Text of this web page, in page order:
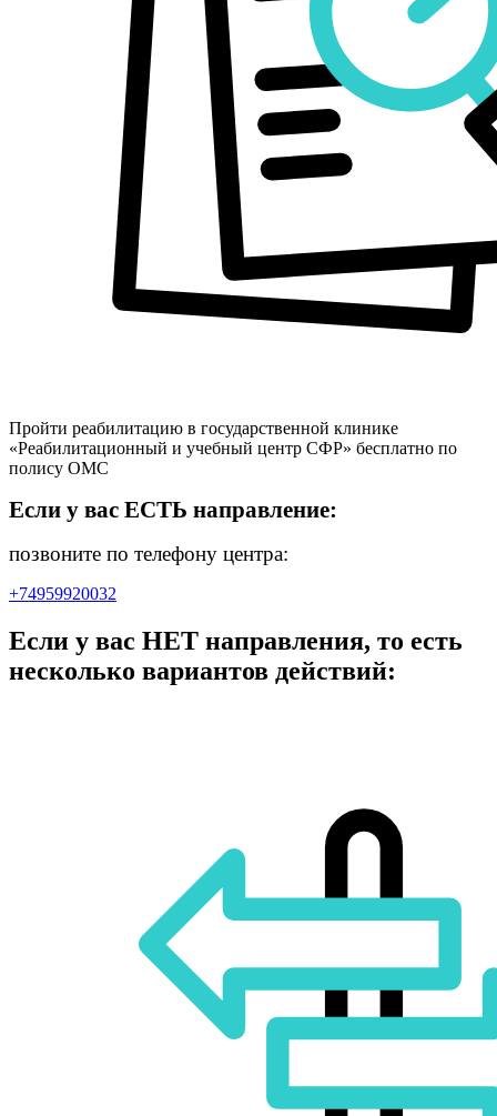
Пройти реабилитацию в государственной клинике
«Реабилитационный и учебный центр СФР» бесплатно по
полису ОМС
Если у вас ЕСТЬ направление:
позвоните по телефону центра:
+74959920032
Если у вас НЕТ направления, то есть
несколько вариантов действий: